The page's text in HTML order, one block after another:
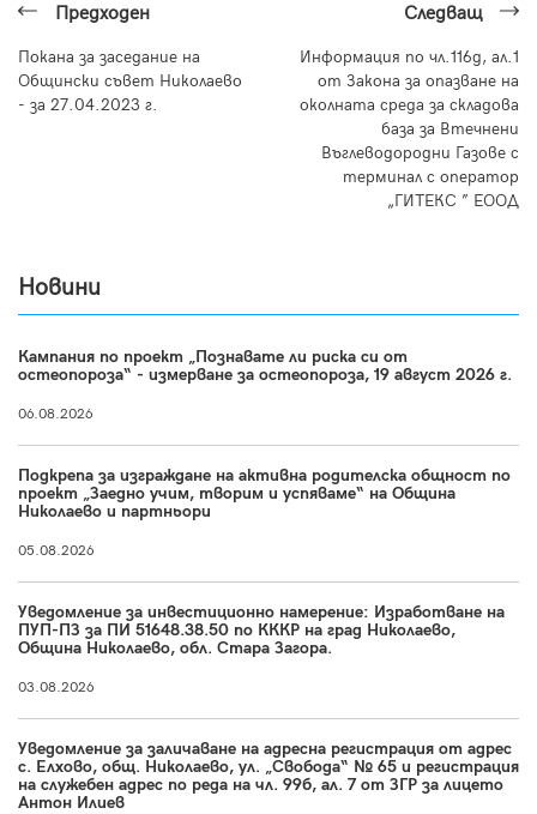
Предходен
Покана за заседание на
Общински съвет Николаево
- за 27.04.2023 г.
Следващ
Информация по чл.116д, ал.1
от Закона за опазване на
околната среда за складова
база за Втечнени
Въглеводородни Газове с
терминал с оператор
„ГИТЕКС ” ЕООД
Новини
Кампания по проект „Познавате ли риска си от
остеопороза“ - измерване за остеопороза, 19 август 2026 г.
06.08.2026
Подкрепа за изграждане на активна родителска общност по
проект „Заедно учим, творим и успяваме“ на Община
Николаево и партньори
05.08.2026
Уведомление за инвестиционно намерение: Изработване на
ПУП-ПЗ за ПИ 51648.38.50 по КККР на град Николаево,
Община Николаево, обл. Стара Загора.
03.08.2026
Уведомление за заличаване на адресна регистрация от адрес
с. Елхово, общ. Николаево, ул. „Свобода“ № 65 и регистрация
на служебен адрес по реда на чл. 99б, ал. 7 от ЗГР за лицето
Антон Илиев